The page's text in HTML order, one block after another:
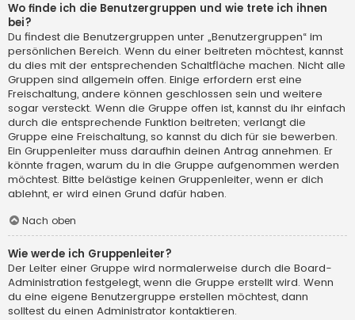
Wo finde ich die Benutzergruppen und wie trete ich ihnen
bei?
Du findest die Benutzergruppen unter „Benutzergruppen“ im
persönlichen Bereich. Wenn du einer beitreten möchtest, kannst
du dies mit der entsprechenden Schaltfläche machen. Nicht alle
Gruppen sind allgemein offen. Einige erfordern erst eine
Freischaltung, andere können geschlossen sein und weitere
sogar versteckt. Wenn die Gruppe offen ist, kannst du ihr einfach
durch die entsprechende Funktion beitreten; verlangt die
Gruppe eine Freischaltung, so kannst du dich für sie bewerben.
Ein Gruppenleiter muss daraufhin deinen Antrag annehmen. Er
könnte fragen, warum du in die Gruppe aufgenommen werden
möchtest. Bitte belästige keinen Gruppenleiter, wenn er dich
ablehnt, er wird einen Grund dafür haben.
Nach oben
Wie werde ich Gruppenleiter?
Der Leiter einer Gruppe wird normalerweise durch die Board-
Administration festgelegt, wenn die Gruppe erstellt wird. Wenn
du eine eigene Benutzergruppe erstellen möchtest, dann
solltest du einen Administrator kontaktieren.